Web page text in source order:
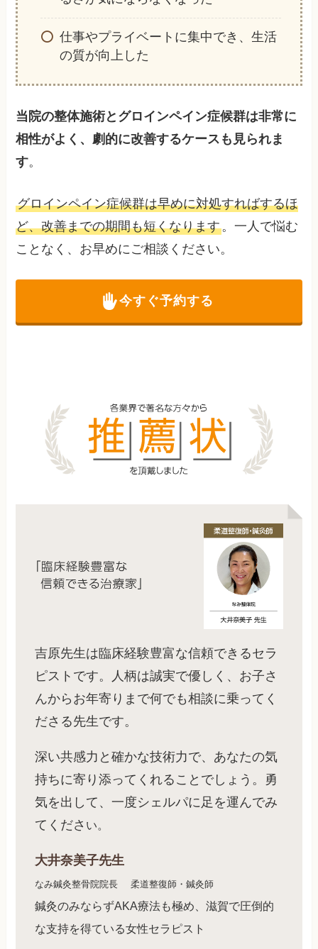
仕事やプライベートに集中でき、生活
の質が向上した
当院の整体施術とグロインペイン症候群は非常に
相性がよく、劇的に改善するケースも見られま
す。
グロインペイン症候群は早めに対処すればするほ
ど、改善までの期間も短くなります。一人で悩む
ことなく、お早めにご相談ください。
今すぐ予約する
吉原先生は臨床経験豊富な信頼できるセラ
ピストです。人柄は誠実で優しく、お子さ
んからお年寄りまで何でも相談に乗ってく
ださる先生です。
深い共感力と確かな技術力で、あなたの気
持ちに寄り添ってくれることでしょう。勇
気を出して、一度シェルパに足を運んでみ
てくださ い。
大井奈美子先生
なみ鍼灸整骨院院長 柔道整復師・鍼灸師
鍼灸のみならずAKA療法も極め、滋賀で圧倒的
な支持を得ている女性セラピスト